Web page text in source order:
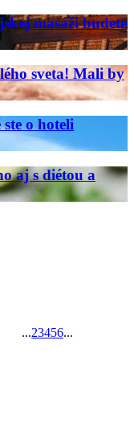
masáži budete
sveta! Mali by
o hoteli
aj s diétou a
...23456...